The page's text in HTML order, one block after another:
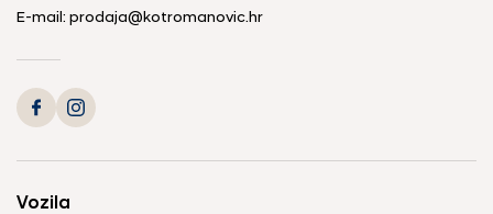
E-mail: prodaja@kotromanovic.hr
Vozila